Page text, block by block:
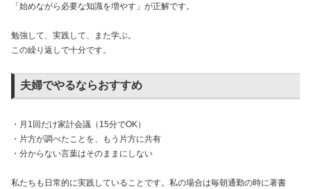
「始めながら必要な知識を増やす」が正解です。
勉強して、実践して、また学ぶ。
この繰り返しで十分です。
夫婦でやるならおすすめ
・月1回だけ家計会議（15分でOK）
・片方が調べたことを、もう片方に共有
・分からない言葉はそのままにしない
私たちも日常的に実践していることです。私の場合は毎朝通勤の時に著書